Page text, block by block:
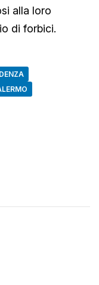
alla loro
di forbici.